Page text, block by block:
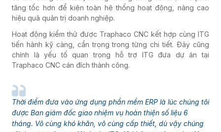
tăng tốc hơn để kiện toàn hệ thống hoạt động, nâng cao
hiệu quả quản trị doanh nghiệp.
Hoạt động kiểm thử được Traphaco CNC kết hợp cùng ITG
tiến hành kỹ càng, cẩn trọng trong từng chi tiết. Đây cũng
chính là yếu tố quan trọng hỗ trợ ITG đưa dự án tại
Traphaco CNC cán đích thành công.
Thời điểm đưa vào ứng dụng phần mềm ERP là lúc chúng tôi
được Ban giám đốc giao nhiệm vụ hoàn thiện số liệu 6
tháng. Vô cùng khó khăn, vô cùng cấp thiết, dù vậy chúng